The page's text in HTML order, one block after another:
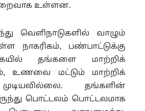
உள்ளன.
வெளிநாடுகளில் வாழும்
நாகரிகம், பண்பாட்டுக்கு
தங்களை மாற்றிக்
உணவை மட்டும் மாற்றிக்
தங்களின்
பொட்டலம் பொட்டலமாக